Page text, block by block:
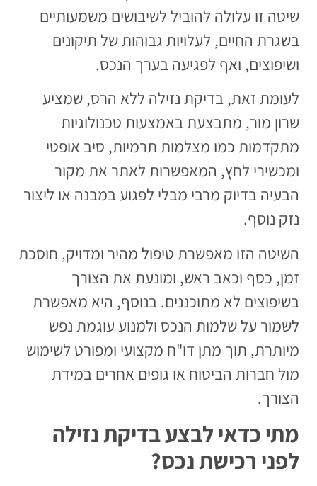
שיטה זו עלולה להוביל לשיבושים משמעותיים
בשגרת החיים, לעלויות גבוהות של תיקונים
ושיפוצים, ואף לפגיעה בערך הנכס.
לעומת זאת, בדיקת נזילה ללא הרס, שמציע
שרון מור, מתבצעת באמצעות טכנולוגיות
מתקדמות כמו מצלמות תרמיות, סיב אופטי
ומכשירי לחץ, המאפשרות לאתר את מקור
הבעיה בדיוק מרבי מבלי לפגוע במבנה או ליצור
נזק נוסף.
השיטה הזו מאפשרת טיפול מהיר ומדויק, חוסכת
זמן, כסף וכאב ראש, ומונעת את הצורך
בשיפוצים לא מתוכננים. בנוסף, היא מאפשרת
לשמור על שלמות הנכס ולמנוע עוגמת נפש
מיותרת, תוך מתן דו"ח מקצועי ומפורט לשימוש
מול חברות הביטוח או גופים אחרים במידת
הצורך.
מתי כדאי לבצע בדיקת נזילה
לפני רכישת נכס?